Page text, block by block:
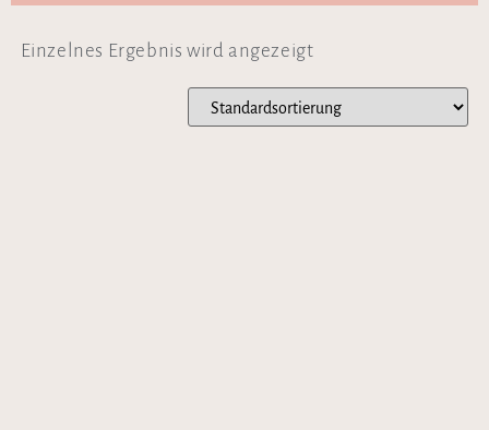
Einzelnes Ergebnis wird angezeigt